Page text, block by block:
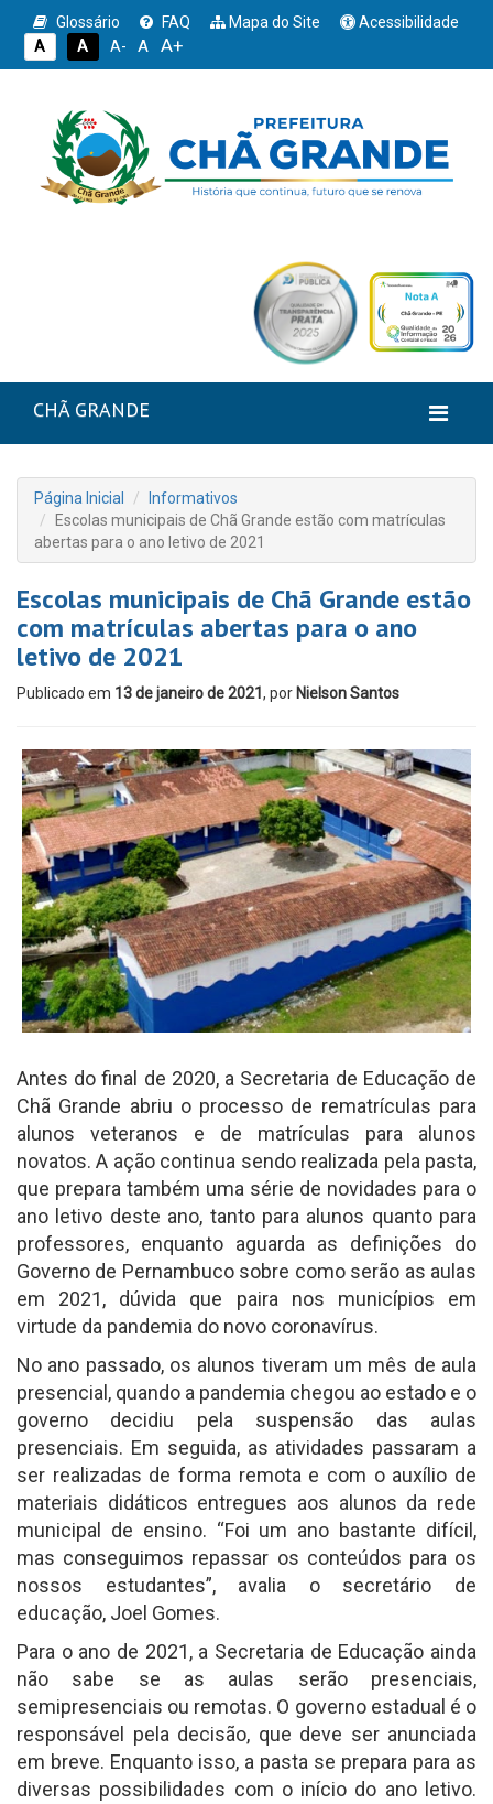
Glossário FAQ Mapa do Site
Acessibilidade
A
A A- A A+
CHÃ GRANDE
Página Inicial
Informativos
Escolas municipais de Chã Grande estão com matrículas
abertas para o ano letivo de 2021
Escolas municipais de Chã Grande estão
com matrículas abertas para o ano
letivo de 2021
Publicado em 13 de janeiro de 2021 , por Nielson Santos
Antes do final de 2020, a Secretaria de Educação de
Chã Grande abriu o processo de rematrículas para
alunos veteranos e de matrículas para alunos
novatos. A ação continua sendo realizada pela pasta,
que prepara também uma série de novidades para o
ano letivo deste ano, tanto para alunos quanto para
professores, enquanto aguarda as definições do
Governo de Pernambuco sobre como serão as aulas
em 2021, dúvida que paira nos municípios em
virtude da pandemia do novo coronavírus.
No ano passado, os alunos tiveram um mês de aula
presencial, quando a pandemia chegou ao estado e o
governo decidiu pela suspensão das aulas
presenciais. Em seguida, as atividades passaram a
ser realizadas de forma remota e com o auxílio de
materiais didáticos entregues aos alunos da rede
municipal de ensino. “Foi um ano bastante difícil,
mas conseguimos repassar os conteúdos para os
nossos estudantes”, avalia o secretário de
educação, Joel Gomes.
Para o ano de 2021, a Secretaria de Educação ainda
não sabe se as aulas serão presenciais,
semipresenciais ou remotas. O governo estadual é o
responsável pela decisão, que deve ser anunciada
em breve. Enquanto isso, a pasta se prepara para as
diversas possibilidades com o início do ano letivo.